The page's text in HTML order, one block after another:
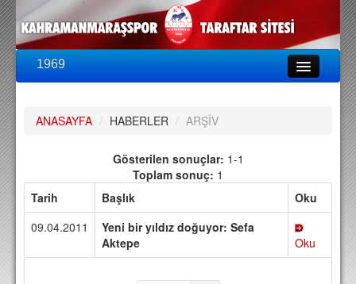
1969
PUAN DURUMU
KADRO
A TAKIM KADROSU
TEKNİK KADRO
ANASAYFA / HABERLER / ARŞİV
Gösterilen sonuçlar: 1-1
Toplam sonuç: 1
Tarih
Başlık Oku
09.04.2011
Yeni bir yıldız doğuyor: Sefa
Aktepe
Oku